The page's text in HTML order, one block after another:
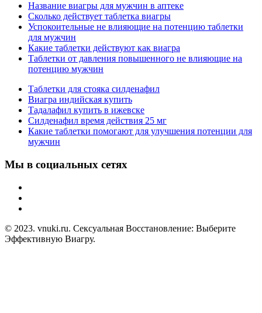
Название виагры для мужчин в аптеке
Сколько действует таблетка виагры
Успокоительные не влияющие на потенцию таблетки
для мужчин
Какие таблетки действуют как виагра
Таблетки от давления повышенного не влияющие на
потенцию мужчин
Таблетки для стояка силденафил
Виагра индийская купить
Тадалафил купить в ижевске
Силденафил время действия 25 мг
Какие таблетки помогают для улучшения потенции для
мужчин
Мы в социальных сетях
© 2023. vnuki.ru. Сексуальная Восстановление: Выберите
Эффективную Виагру.